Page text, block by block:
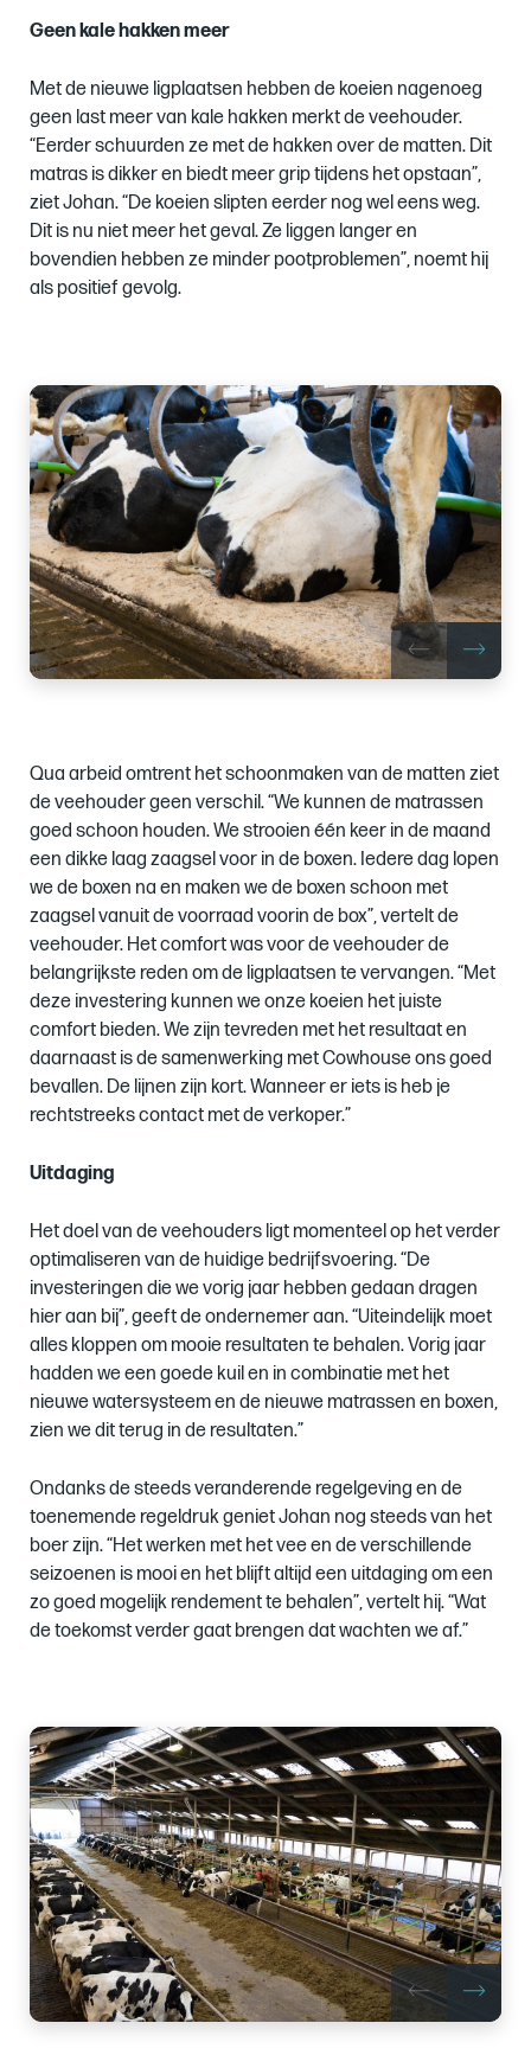
Geen kale hakken meer
Met de nieuwe ligplaatsen hebben de koeien nagenoeg
geen last meer van kale hakken merkt de veehouder.
“Eerder schuurden ze met de hakken over de matten. Dit
matras is dikker en biedt meer grip tijdens het opstaan”,
ziet Johan. “De koeien slipten eerder nog wel eens weg.
Dit is nu niet meer het geval. Ze liggen langer en
bovendien hebben ze minder pootproblemen”, noemt hij
als positief gevolg.
Images
of
Qua arbeid omtrent het schoonmaken van de matten ziet
de veehouder geen verschil. “We kunnen de matrassen
goed schoon houden. We strooien één keer in de maand
een dikke laag zaagsel voor in de boxen. Iedere dag lopen
we de boxen na en maken we de boxen schoon met
zaagsel vanuit de voorraad voorin de box”, vertelt de
veehouder. Het comfort was voor de veehouder de
belangrijkste reden om de ligplaatsen te vervangen. “Met
deze investering kunnen we onze koeien het juiste
comfort bieden. We zijn tevreden met het resultaat en
daarnaast is de samenwerking met Cowhouse ons goed
bevallen. De lijnen zijn kort. Wanneer er iets is heb je
rechtstreeks contact met de verkoper.”
Uitdaging
Het doel van de veehouders ligt momenteel op het verder
optimaliseren van de huidige bedrijfsvoering. “De
investeringen die we vorig jaar hebben gedaan dragen
hier aan bij”, geeft de ondernemer aan. “Uiteindelijk moet
alles kloppen om mooie resultaten te behalen. Vorig jaar
hadden we een goede kuil en in combinatie met het
nieuwe watersysteem en de nieuwe matrassen en boxen,
zien we dit terug in de resultaten.”
Ondanks de steeds veranderende regelgeving en de
toenemende regeldruk geniet Johan nog steeds van het
boer zijn. “Het werken met het vee en de verschillende
seizoenen is mooi en het blijft altijd een uitdaging om een
zo goed mogelijk rendement te behalen”, vertelt hij. “Wat
de toekomst verder gaat brengen dat wachten we af.”
Images
of